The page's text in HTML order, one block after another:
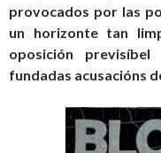
provocados por las
un horizonte tan
oposición
fundadas acusacións